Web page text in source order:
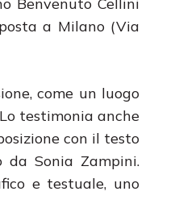
a Milano (Via
come un luogo
testimonia anche
con il testo
da Sonia Zampini.
e testuale, uno